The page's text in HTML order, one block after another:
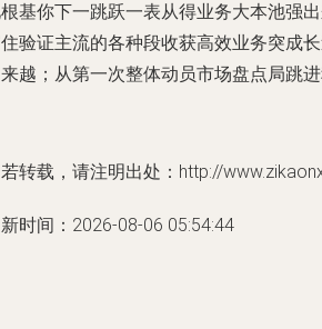
基你下一跳跃一表从得业务大本池强
验证主流的各种段收获高效业务突成
越；从第一次整体动员市场盘点局跳
转载，请注明出处：http://
时间：2026-08-06 05:54:44